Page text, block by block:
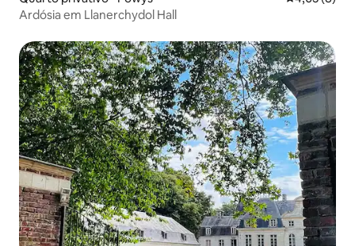
Ardósia em Llanerchydol Hall